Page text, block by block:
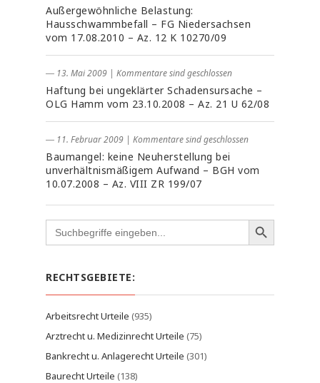
Außergewöhnliche Belastung:
Hausschwammbefall – FG Niedersachsen
vom 17.08.2010 – Az. 12 K 10270/09
― 13. Mai 2009 | Kommentare sind geschlossen
Haftung bei ungeklärter Schadensursache –
OLG Hamm vom 23.10.2008 – Az. 21 U 62/08
― 11. Februar 2009 | Kommentare sind geschlossen
Baumangel: keine Neuherstellung bei
unverhältnismäßigem Aufwand – BGH vom
10.07.2008 – Az. VIII ZR 199/07
Search
for:
RECHTSGEBIETE:
Arbeitsrecht Urteile (935)
Arztrecht u. Medizinrecht Urteile (75)
Bankrecht u. Anlagerecht Urteile (301)
Baurecht Urteile (138)